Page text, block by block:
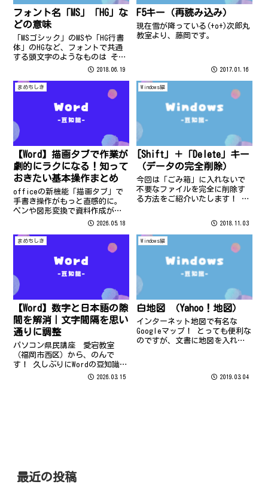
フォント名「MS」「HG」な
どの意味
「MSゴシック」のMSや「HG行書
体」のHGなど、フォントで共通
する頭文字のようなものは その
フォントのブランド名や提供元
2018.06.19
F5キー（再読み込み）
現在雪が降っている(+o+)次郎丸
教室より、藤岡です。
2017.01.16
まめちしき
【Word】描画タブで作業が
劇的にラクになる！知って
おきたい基本操作まとめ
officeの新機能「描画タブ」で
手書き操作がもっと直感的に。
ペンや図形変換で資料作成がス
ムーズになる便利ワザをわかり
かみあふれる作品を簡単に！！
2026.05.18
Windows編
[Shift」＋「Delete」キー
（データの完全削除）
今回は「ごみ箱」に入れないで
不要なファイルを完全に削除す
る方法をご紹介いたします！ パ
完全に削除できたら・・・ と思
われたことはありませんか？ パ
ソコン本体に保存されているデ
ータは削除...
2018.11.03
まめちしき
【Word】数字と日本語の隙
間を解消｜文字間隔を思い
通りに調整
パソコン県民講座 愛宕教室
（福岡市西区）から、のんで
す！ 久しぶりにWordの豆知識を
お送りいたしますね。 さっそく
2026.03.15
Windows編
白地図 （Yahoo！地図）
インターネット地図で有名な
Googleマップ！ とっても便利な
のですが、文書に地図を入れた
は、Yahoo！地図右上の「モノト
2019.03.04
最近の投稿